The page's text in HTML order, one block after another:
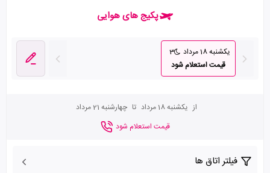
پکیج های هوایی
یکشنبه 18 مرداد
3
قیمت استعلام شود
از یکشنبه 18 مرداد تا چهارشنبه 21 مرداد
قیمت استعلام شود
فیلتر اتاق ها